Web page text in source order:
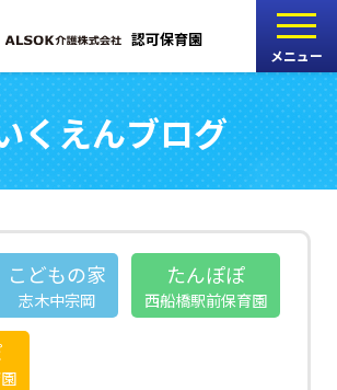
認可保育園
メニュー
園
園
くえんブログ
こどもの家
志木中宗岡
たんぽぽ
西船橋駅前保育園